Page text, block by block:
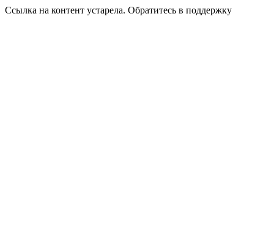
Ссылка на контент устарела. Обратитесь в поддержку